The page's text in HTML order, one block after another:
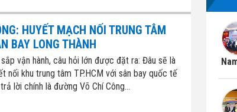
HUYẾT MẠCH NỐI TRUNG TÂM
BAY LONG THÀNH
vận hành, câu hỏi lớn được đặt ra: Đâu sẽ là
nối khu trung tâm TP.HCM với sân bay quốc tế
lời chính là đường Võ Chí Công...